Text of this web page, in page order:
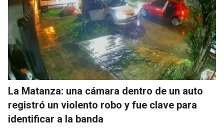
La Matanza: una cámara dentro de un auto
registró un violento robo y fue clave para
identificar a la banda